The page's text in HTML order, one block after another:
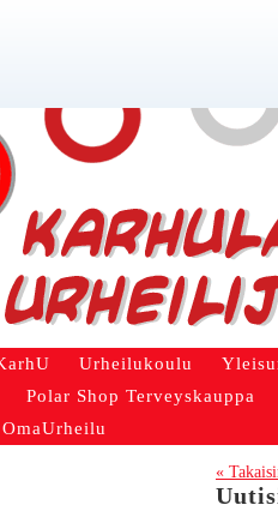
Urheilukoulu
Polar Shop Terveyskauppa
«